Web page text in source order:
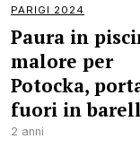
PARIGI 2024
Paura in
malore per
Potocka,
fuori in
2 anni